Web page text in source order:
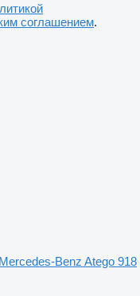
соглашением.
Benz Atego 918